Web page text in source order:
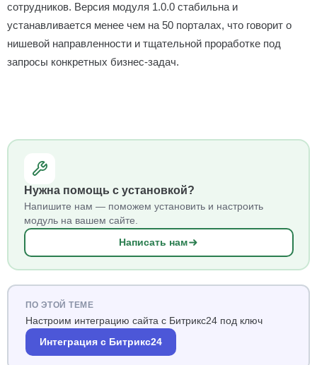
сотрудников. Версия модуля 1.0.0 стабильна и
устанавливается менее чем на 50 порталах, что говорит о
нишевой направленности и тщательной проработке под
запросы конкретных бизнес-задач.
Нужна помощь с установкой?
Напишите нам — поможем установить и настроить
модуль на вашем сайте.
Написать нам
ПО ЭТОЙ ТЕМЕ
Настроим интеграцию сайта с Битрикс24 под ключ
Интеграция с Битрикс24